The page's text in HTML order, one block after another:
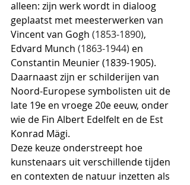
alleen: zijn werk wordt in dialoog
geplaatst met meesterwerken van
Vincent van Gogh (1853-1890),
Edvard Munch (1863-1944) en
Constantin Meunier (1839-1905).
Daarnaast zijn er schilderijen van
Noord-Europese symbolisten uit de
late 19e en vroege 20e eeuw, onder
wie de Fin Albert Edelfelt en de Est
Konrad Mägi.
Deze keuze onderstreept hoe
kunstenaars uit verschillende tijden
en contexten de natuur inzetten als